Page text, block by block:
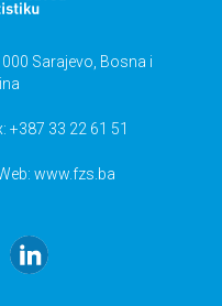
Sarajevo, Bosna i
+387 33 22 61 51
Web: www.fzs.ba